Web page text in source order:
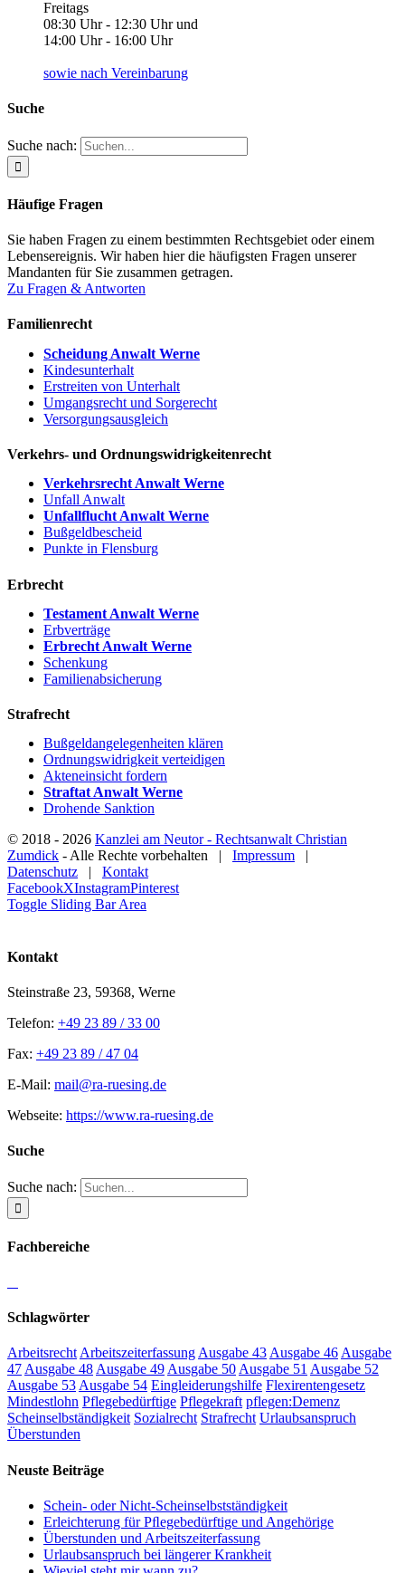
Freitags
08:30 Uhr - 12:30 Uhr und
14:00 Uhr - 16:00 Uhr
sowie nach Vereinbarung
Suche
Suche nach:
Häufige Fragen
Sie haben Fragen zu einem bestimmten Rechtsgebiet oder einem
Lebensereignis. Wir haben hier die häufigsten Fragen unserer
Mandanten für Sie zusammen getragen.
Zu Fragen & Antworten
Familienrecht
Scheidung Anwalt Werne
Kindesunterhalt
Erstreiten von Unterhalt
Umgangsrecht und Sorgerecht
Versorgungsausgleich
Verkehrs- und Ordnungswidrigkeitenrecht
Verkehrsrecht Anwalt Werne
Unfall Anwalt
Unfallflucht Anwalt Werne
Bußgeldbescheid
Punkte in Flensburg
Erbrecht
Testament Anwalt Werne
Erbverträge
Erbrecht Anwalt Werne
Schenkung
Familienabsicherung
Strafrecht
Bußgeldangelegenheiten klären
Ordnungswidrigkeit verteidigen
Akteneinsicht fordern
Straftat Anwalt Werne
Drohende Sanktion
© 2018 - 2026 Kanzlei am Neutor - Rechtsanwalt Christian
Zumdick - Alle Rechte vorbehalten | Impressum |
Datenschutz | Kontakt
FacebookXInstagramPinterest
Toggle Sliding Bar Area
Kontakt
Steinstraße 23, 59368, Werne
Telefon: +49 23 89 / 33 00
Fax: +49 23 89 / 47 04
E-Mail: mail@ra-ruesing.de
Webseite: https://www.ra-ruesing.de
Suche
Suche nach:
Fachbereiche
Schlagwörter
ArbeitsrechtArbeitszeiterfassungAusgabe 43Ausgabe 46Ausgabe
47Ausgabe 48Ausgabe 49Ausgabe 50Ausgabe 51 Ausgabe 52
Ausgabe 53Ausgabe 54 Eingleiderungshilfe Flexirentengesetz
Mindestlohn Pflegebedürftige Pflegekraft pflegen:Demenz
Scheinselbständigkeit Sozialrecht Strafrecht Urlaubsanspruch
Überstunden
Neuste Beiträge
Schein- oder Nicht-Scheinselbstständigkeit
Erleichterung für Pﬂegebedürftige und Angehörige
Überstunden und Arbeitszeiterfassung
Urlaubsanspruch bei längerer Krankheit